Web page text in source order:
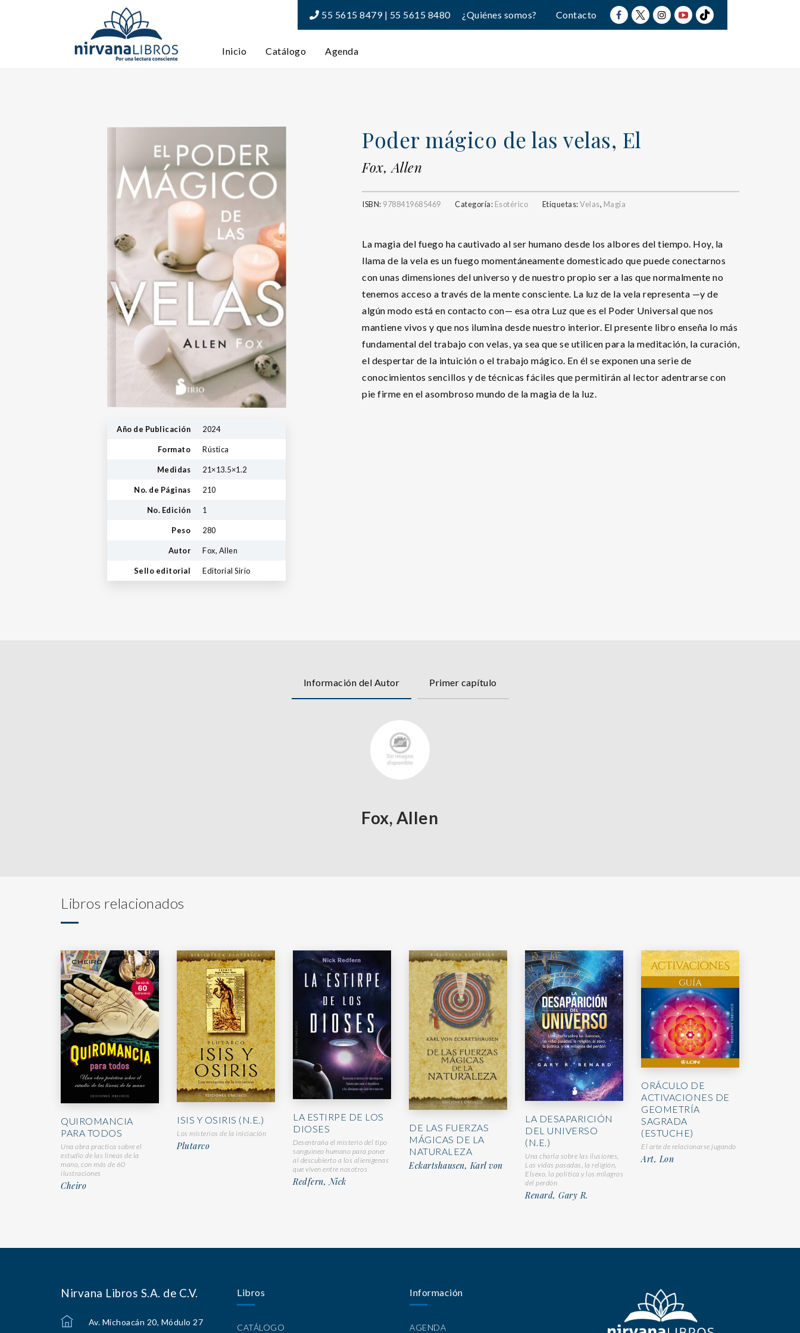
55 5615 8479 | 55 5615 8480 ¿Quiénes somos? Contacto
Inicio Catálogo Agenda
Año de Publicación 2024
Formato Rústica
Medidas 21×13.5×1.2
No. de Páginas 210
No. Edición 1
Peso 280
Autor Fox, Allen
Sello editorial Editorial Sirio
Poder mágico de las velas, El
Fox, Allen
ISBN: 9788419685469 Categoría: Esotérico Etiquetas:Velas, Magia
La magia del fuego ha cautivado al ser humano desde los albores del tiempo. Hoy, la
llama de la vela es un fuego momentáneamente domesticado que puede conectarnos
con unas dimensiones del universo y de nuestro propio ser a las que normalmente no
tenemos acceso a través de la mente consciente. La luz de la vela representa —y de
algún modo está en contacto con— esa otra Luz que es el Poder Universal que nos
mantiene vivos y que nos ilumina desde nuestro interior. El presente libro enseña lo más
fundamental del trabajo con velas, ya sea que se utilicen para la meditación, la curación,
el despertar de la intuición o el trabajo mágico. En él se exponen una serie de
conocimientos sencillos y de técnicas fáciles que permitirán al lector adentrarse con
pie firme en el asombroso mundo de la magia de la luz.
Información del Autor Primer capítulo
Fox, Allen
Libros relacionados
QUIROMANCIA
PARA TODOS
Una obra practica sobre el
estudio de las líneas de la
mano, con más de 60
ilustraciones
Cheiro
ISIS Y OSIRIS (N.E.)
Los misterios de la iniciación
Plutarco
LA ESTIRPE DE LOS
DIOSES
Desentraña el misterio del tipo
sanguíneo humano para poner
al descubierto a los alienígenas
que viven entre nosotros
Redfern, Nick
DE LAS FUERZAS
MÁGICAS DE LA
NATURALEZA
Eckartshausen, Karl von
LA DESAPARICIÓN
DEL UNIVERSO
(N.E.)
Una charla sobre las ilusiones,
Las vidas pasadas, la religión,
Elsexo, la política y los milagros
del perdón
Renard, Gary R.
ORÁCULO DE
ACTIVACIONES DE
GEOMETRÍA
SAGRADA
(ESTUCHE)
El arte de relacionarse jugando
Art, Lon
Nirvana Libros S.A. de C.V.
Av. Michoacán 20, Módulo 27
Libros
CATÁLOGO
Información
AGENDA